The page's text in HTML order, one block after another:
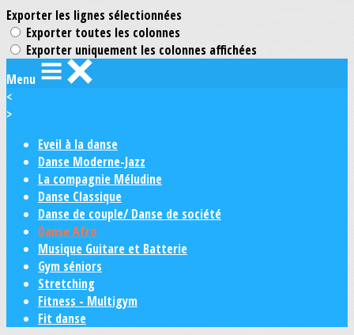
Exporter les lignes sélectionnées
Exporter toutes les colonnes
Exporter uniquement les colonnes affichées
Menu
<
>
Eveil à la danse
Danse Moderne-Jazz
La compagnie Méludine
Danse Classique
Danse de couple/ Danse de société
Danse Afro
Musique Guitare et Batterie
Gym séniors
Stretching
Fitness - Multigym
Fit danse